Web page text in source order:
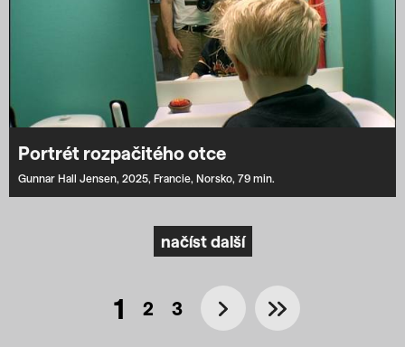
Portrét rozpačitého otce
Gunnar Hall Jensen, 2025, Francie, Norsko, 79 min.
načíst další
1 2 3